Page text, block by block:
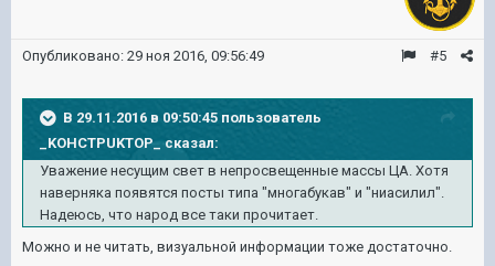
#5
Опубликовано: 29 ноя 2016, 09:56:49
В 29.11.2016 в 09:50:45 пользователь
_KOHCTPUKTOP_ сказал:
Уважение несущим свет в непросвещенные массы ЦА. Хотя
наверняка появятся посты типа "многабукав" и "ниасилил".
Надеюсь, что народ все таки прочитает.
Можно и не читать, визуальной информации тоже достаточно.